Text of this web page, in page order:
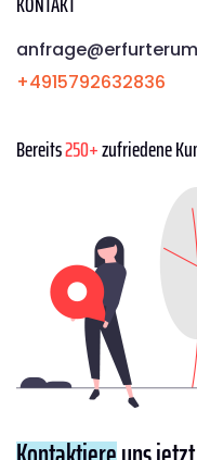
+4915792632836
Bereits250+zufriedene